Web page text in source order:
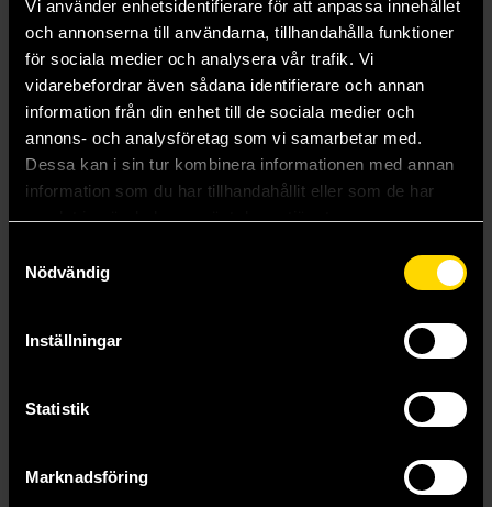
Vi använder enhetsidentifierare för att anpassa innehållet
och annonserna till användarna, tillhandahålla funktioner
för sociala medier och analysera vår trafik. Vi
vidarebefordrar även sådana identifierare och annan
information från din enhet till de sociala medier och
annons- och analysföretag som vi samarbetar med.
Dessa kan i sin tur kombinera informationen med annan
information som du har tillhandahållit eller som de har
samlat in när du har använt deras tjänster.
Nödvändig
Inställningar
Statistik
Marknadsföring
Catalyst: A Rogue One Story
Längre leveranstid
Cloak of Deception